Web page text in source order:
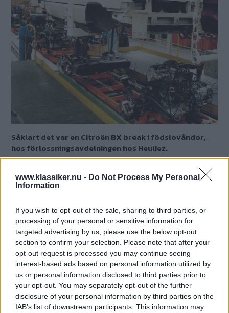
www.klassiker.nu - Do Not Process My Personal
Information
If you wish to opt-out of the sale, sharing to third parties, or
processing of your personal or sensitive information for
targeted advertising by us, please use the below opt-out
section to confirm your selection. Please note that after your
opt-out request is processed you may continue seeing
interest-based ads based on personal information utilized by
us or personal information disclosed to third parties prior to
your opt-out. You may separately opt-out of the further
disclosure of your personal information by third parties on the
IAB’s list of downstream participants. This information may
Såklart det var en Citroën BX break i födslovåndor,
hos förlossningsavdelningen hos Heuliez.
Mårten Carlsson
Heuliez är lite av en doldis i sammanhanget,
genom åren har dom visat upp en rad
specialbilar, såsom Peugeotlimousiner och
hottade Renault femmor. Men basen i
produktionen var främst reguljära modeller
främst åt Citroën. Här byggdes de sista